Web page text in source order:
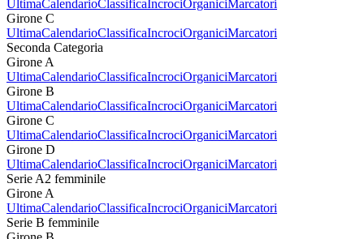
UltimaCalendarioClassificaIncrociOrganiciMarcatori
Girone C
UltimaCalendarioClassificaIncrociOrganiciMarcatori
Seconda Categoria
Girone A
UltimaCalendarioClassificaIncrociOrganiciMarcatori
Girone B
UltimaCalendarioClassificaIncrociOrganiciMarcatori
Girone C
UltimaCalendarioClassificaIncrociOrganiciMarcatori
Girone D
UltimaCalendarioClassificaIncrociOrganiciMarcatori
Serie A2 femminile
Girone A
UltimaCalendarioClassificaIncrociOrganiciMarcatori
Serie B femminile